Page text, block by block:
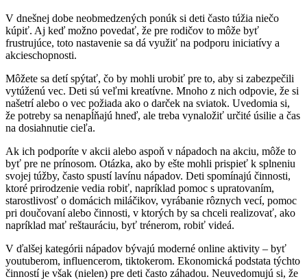
V dnešnej dobe neobmedzených ponúk si deti často túžia niečo
kúpiť. Aj keď možno povedať, že pre rodičov to môže byť
frustrujúce, toto nastavenie sa dá využiť na podporu iniciatívy a
akcieschopnosti.
Môžete sa detí spýtať, čo by mohli urobiť pre to, aby si zabezpečili
vytúženú vec. Deti sú veľmi kreatívne. Mnoho z nich odpovie, že si
našetrí alebo o vec požiada ako o darček na sviatok. Uvedomia si,
že potreby sa nenapĺňajú hneď, ale treba vynaložiť určité úsilie a čas
na dosiahnutie cieľa.
Ak ich podporíte v akcii alebo aspoň v nápadoch na akciu, môže to
byť pre ne prínosom. Otázka, ako by ešte mohli prispieť k splneniu
svojej túžby, často spustí lavínu nápadov. Deti spomínajú činnosti,
ktoré prirodzenie vedia robiť, napríklad pomoc s upratovaním,
starostlivosť o domácich miláčikov, vyrábanie rôznych vecí, pomoc
pri doučovaní alebo činnosti, v ktorých by sa chceli realizovať, ako
napríklad mať reštauráciu, byť trénerom, robiť videá.
V ďalšej kategórii nápadov bývajú moderné online aktivity – byť
youtuberom, influencerom, tiktokerom. Ekonomická podstata týchto
činností je však (nielen) pre deti často záhadou. Neuvedomujú si, že